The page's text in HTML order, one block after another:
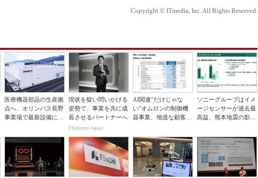
Copyright © ITmedia, Inc. All Rights Reserved.
医療機器部品の生産拠
点へ、オリンパス長野
事業場で最新設備に機
現状を疑い問いかける
姿勢で、事業を共に成
長させるパートナーへ
PR(dentsu Japan)
AI関連“だけじゃな
い”オムロンの制御機
器事業、地道な顧客基
ソニーグループはイメ
ージセンサーが過去最
高益、熊本地震の影響